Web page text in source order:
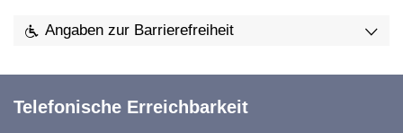
Angaben zur Barrierefreiheit
Telefonische Erreichbarkeit